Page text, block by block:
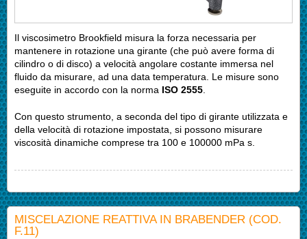
Il viscosimetro Brookfield misura la forza necessaria per
mantenere in rotazione una girante (che può avere forma di
cilindro o di disco) a velocità angolare costante immersa nel
fluido da misurare, ad una data temperatura. Le misure sono
eseguite in accordo con la norma ISO 2555
Con questo strumento, a seconda del tipo di girante utilizzata e
della velocità di rotazione impostata, si possono misurare
viscosità dinamiche comprese tra 100 e 100000 mPa s.
MISCELAZIONE REATTIVA IN BRABENDER (COD.
F.11)